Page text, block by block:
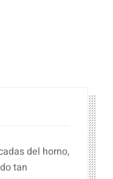
del horno,
tan